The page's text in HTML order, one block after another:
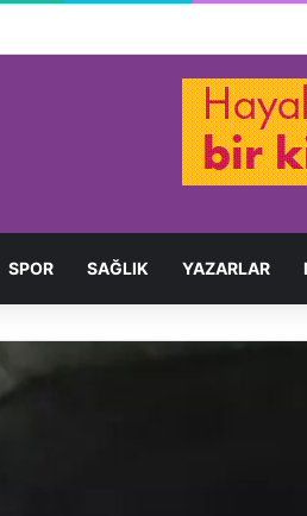
SPOR SAĞLIK YAZARLAR